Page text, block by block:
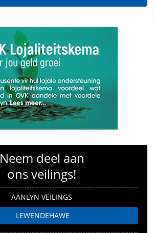
Neem deel aan
ons veilings!
AANLYN VEILINGS
LEWENDEHAWE